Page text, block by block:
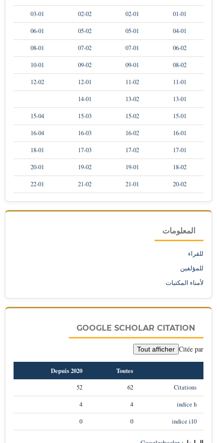
01-01
02-01
02-02
03-01
04-01
05-01
05-02
06-01
06-02
07-01
07-02
08-01
08-02
09-01
09-02
10-01
11-01
11-02
12-01
12-02
13-01
13-02
14-01
15-01
15-02
15-03
15-04
16-01
16-02
16-03
16-04
17-01
17-02
17-03
18-01
18-02
19-01
19-02
20-01
20-02
21-01
21-02
22-01
المعلومات
للقراء
للمؤلفين
لأمناء المكتبات
GOOGLE SCHOLAR CITATION
Citée par
Tout afficher
Toutes
Depuis 2020
Citations
62
52
indice h
4
4
indice i10
0
0